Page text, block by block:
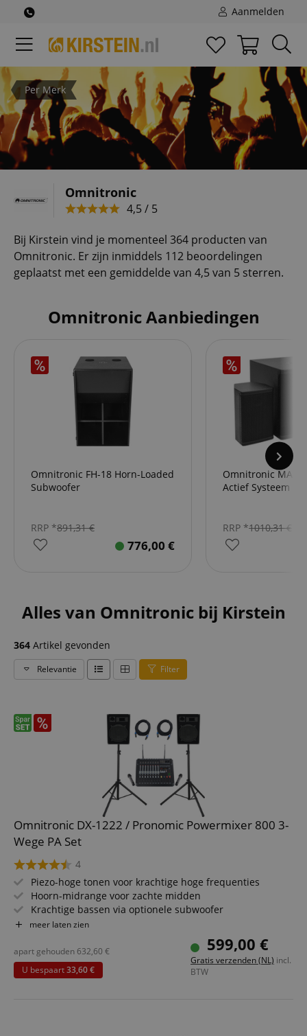
Aanmelden
Per Merk
Omnitronic
4,5 / 5
Bij Kirstein vind je momenteel 364 producten van
Omnitronic. Er zijn inmiddels 112 beoordelingen
geplaatst met een gemiddelde van 4,5 van 5 sterren.
Omnitronic Aanbiedingen
Omnitronic FH-18 Horn-Loaded
Subwoofer
RRP *891,31€
776,00 €
Omnitronic
Actief Systeem
RRP *1010,31€
Alles van Omnitronic bij Kirstein
364 Artikel gevonden
Relevantie Filter
Omnitronic DX-1222 / Pronomic Powermixer 800 3-
Wege PA Set
4
Piezo-hoge tonen voor krachtige hoge frequenties
Hoorn-midrange voor zachte midden
Krachtige bassen via optionele subwoofer
Ideaal voor mobiele dj's, eenmansbands, clubs en bars
2 draadloze microfoons en geïntegreerde UHF-ontvanger
in de mixer
Voordeelpakket inclusief Pronomic Powermake 800
powermixer met draadloze microfoons, speakerkabel en
meer laten zien
599,00 €
Gratis verzenden (NL) incl.
BTW
apart gehouden 632,60 €
U bespaart33,60 €